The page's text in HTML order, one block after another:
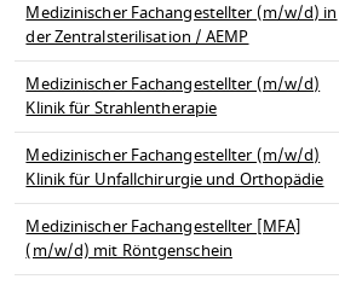
Medizinischer Fachangestellter (m/w/d) in
der Zentralsterilisation / AEMP
Medizinischer Fachangestellter (m/w/d)
Klinik für Strahlentherapie
Medizinischer Fachangestellter (m/w/d)
Klinik für Unfallchirurgie und Orthopädie
Medizinischer Fachangestellter [MFA]
(m/w/d) mit Röntgenschein